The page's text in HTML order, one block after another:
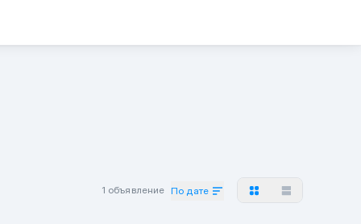
1 объявление По дате